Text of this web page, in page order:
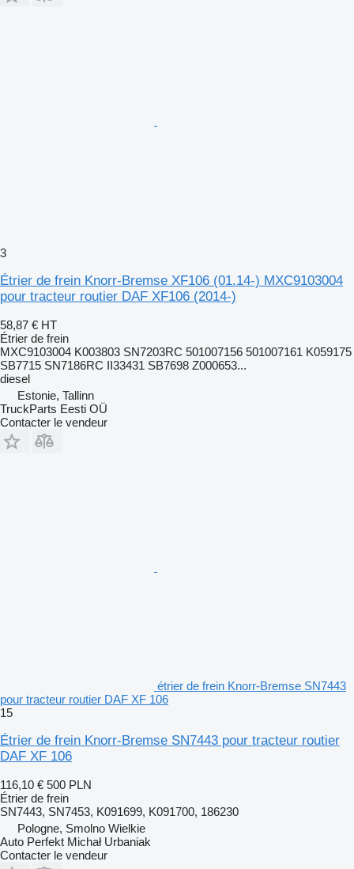
3
Étrier de frein Knorr-Bremse XF106 (01.14-) MXC9103004
pour tracteur routier DAF XF106 (2014-)
58,87 € HT
Étrier de frein
MXC9103004 K003803 SN7203RC 501007156 501007161 K059175
SB7715 SN7186RC II33431 SB7698 Z000653...
diesel
Estonie, Tallinn
TruckParts Eesti OÜ
Contacter le vendeur
étrier de frein Knorr-Bremse SN7443
pour tracteur routier DAF XF 106
15
Étrier de frein Knorr-Bremse SN7443 pour tracteur routier
DAF XF 106
116,10 € 500 PLN
Étrier de frein
SN7443, SN7453, K091699, K091700, 186230
Pologne, Smolno Wielkie
Auto Perfekt Michał Urbaniak
Contacter le vendeur